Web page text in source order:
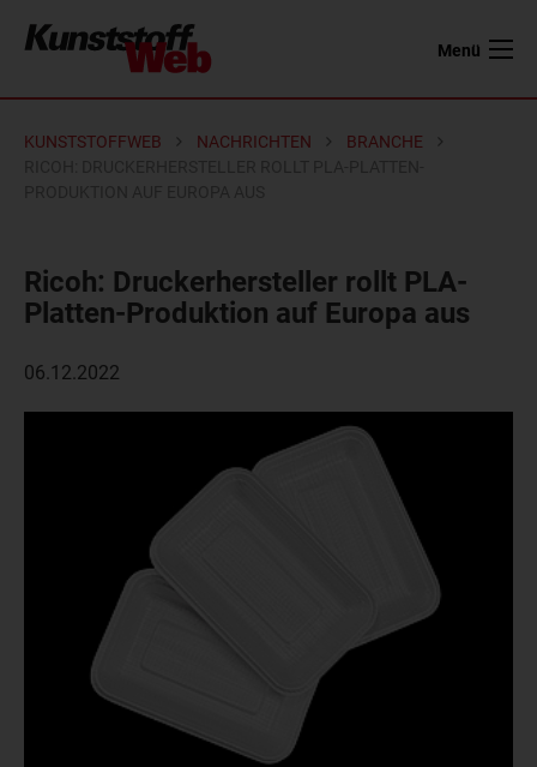
Menü
KUNSTSTOFFWEB NACHRICHTEN
BRANCHE
Ricoh: Druckerhersteller rollt PLA-
Platten-Produktion auf Europa aus
06.12.2022